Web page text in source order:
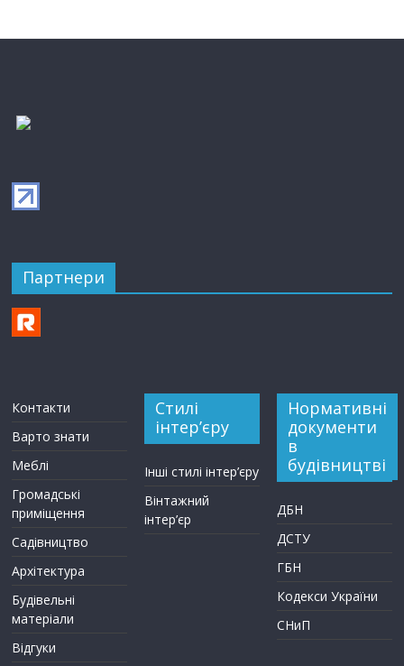
Партнери
Контакти
Варто знати
Меблі
Громадські
приміщення
Садівництво
Архітектура
Будівельні
матеріали
Відгуки
Стилі
інтер’єру
Інші стилі інтер’єру
Вінтажний
інтер’єр
Нормативні
документи
в
будівництві
ДБН
ДСТУ
ГБН
Кодекси України
СНиП